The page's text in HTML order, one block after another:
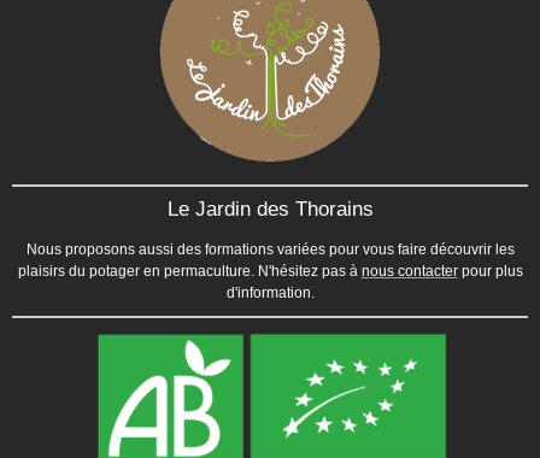
Le Jardin des Thorains
Nous proposons aussi des formations variées pour vous faire découvrir les
plaisirs du potager en permaculture. N'hésitez pas à nous contacterpour plus
d'information.